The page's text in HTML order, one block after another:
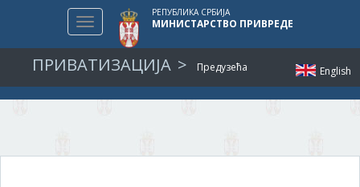
English
Toggle
navigation
РЕПУБЛИКА СРБИЈА
МИНИСТАРСТВО ПРИВРЕДЕ
ПРИВАТИЗАЦИЈА Предузећа